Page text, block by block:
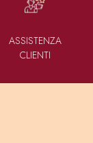
ASSISTENZA
CLIENTI